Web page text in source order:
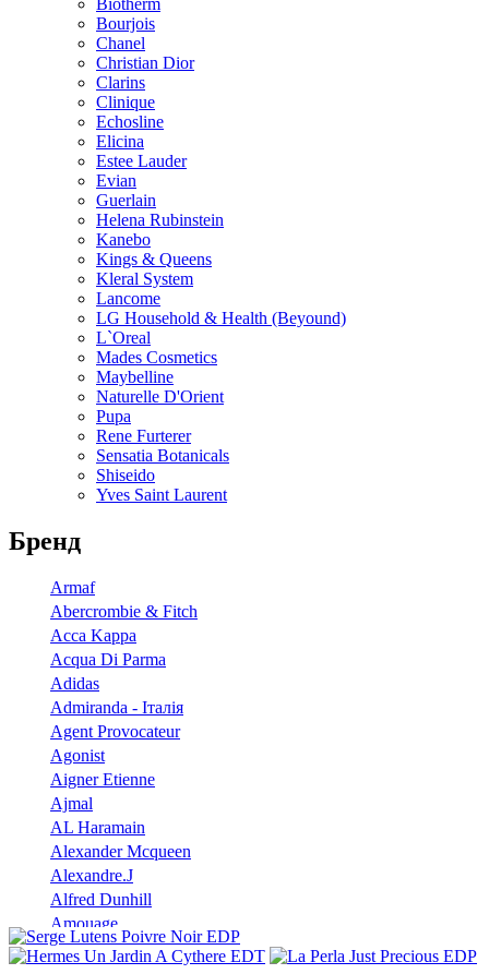
Bourjois
Chanel
Christian Dior
Clarins
Clinique
Echosline
Elicina
Estee Lauder
Evian
Guerlain
Helena Rubinstein
Kanebo
Kings & Queens
Kleral System
Lancome
LG Household & Health (Beyound)
L`Oreal
Mades Cosmetics
Maybelline
Naturelle D'Orient
Pupa
Rene Furterer
Sensatia Botanicals
Shiseido
Yves Saint Laurent
Бренд
Armaf
Abercrombie & Fitch
Acca Kappa
Acqua Di Parma
Adidas
Admiranda - Італія
Agent Provocateur
Agonist
Aigner Etienne
Ajmal
AL Haramain
Alexander Mcqueen
Alexandre.J
Alfred Dunhill
Amouage
Angel Schlesser